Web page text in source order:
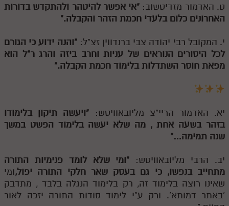
ט. האדמור מזדיטשוב: "אי אפשר להיטהר ולהתקדש בדורות
האחרונים כלום בלעדי חכמת הזהר והקבלה."
י. המקובל רבי יהודה צבי ברנדווין זצ"ל:"והנה ידוע כי הגורם
לכל היסורים הנוראים של עניות וחרב ביזה והרג ר"ל הוא
מפאת חוסר השתדלות בלימוד חכמת הקבלה."
יא. האדמור הריי"צ מליובאוויטש: "ויעשה תיקון בלימודו
בזהר בשעה אחת , מה שלא יעשה בלימוד הפשט במשך
שנה תמימה…"
יב. הרבי מליובאוויטש: "ומי שלא לומד פנימיות התורה
מתחייב בנפשו, כי גם בעסק שאר חלקי התורה יפול,ומי
שאינו רוצה בלימוד זה, רק בלימוד הנגלה בלבד , מתדבק
'באתר דמותא'. ורק ע"י לימוד סודות התורה יזכה לאור